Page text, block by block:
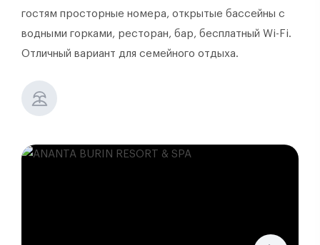
гостям просторные номера, открытые бассейны с
водными горками, ресторан, бар, бесплатный Wi-Fi.
Отличный вариант для семейного отдыха.